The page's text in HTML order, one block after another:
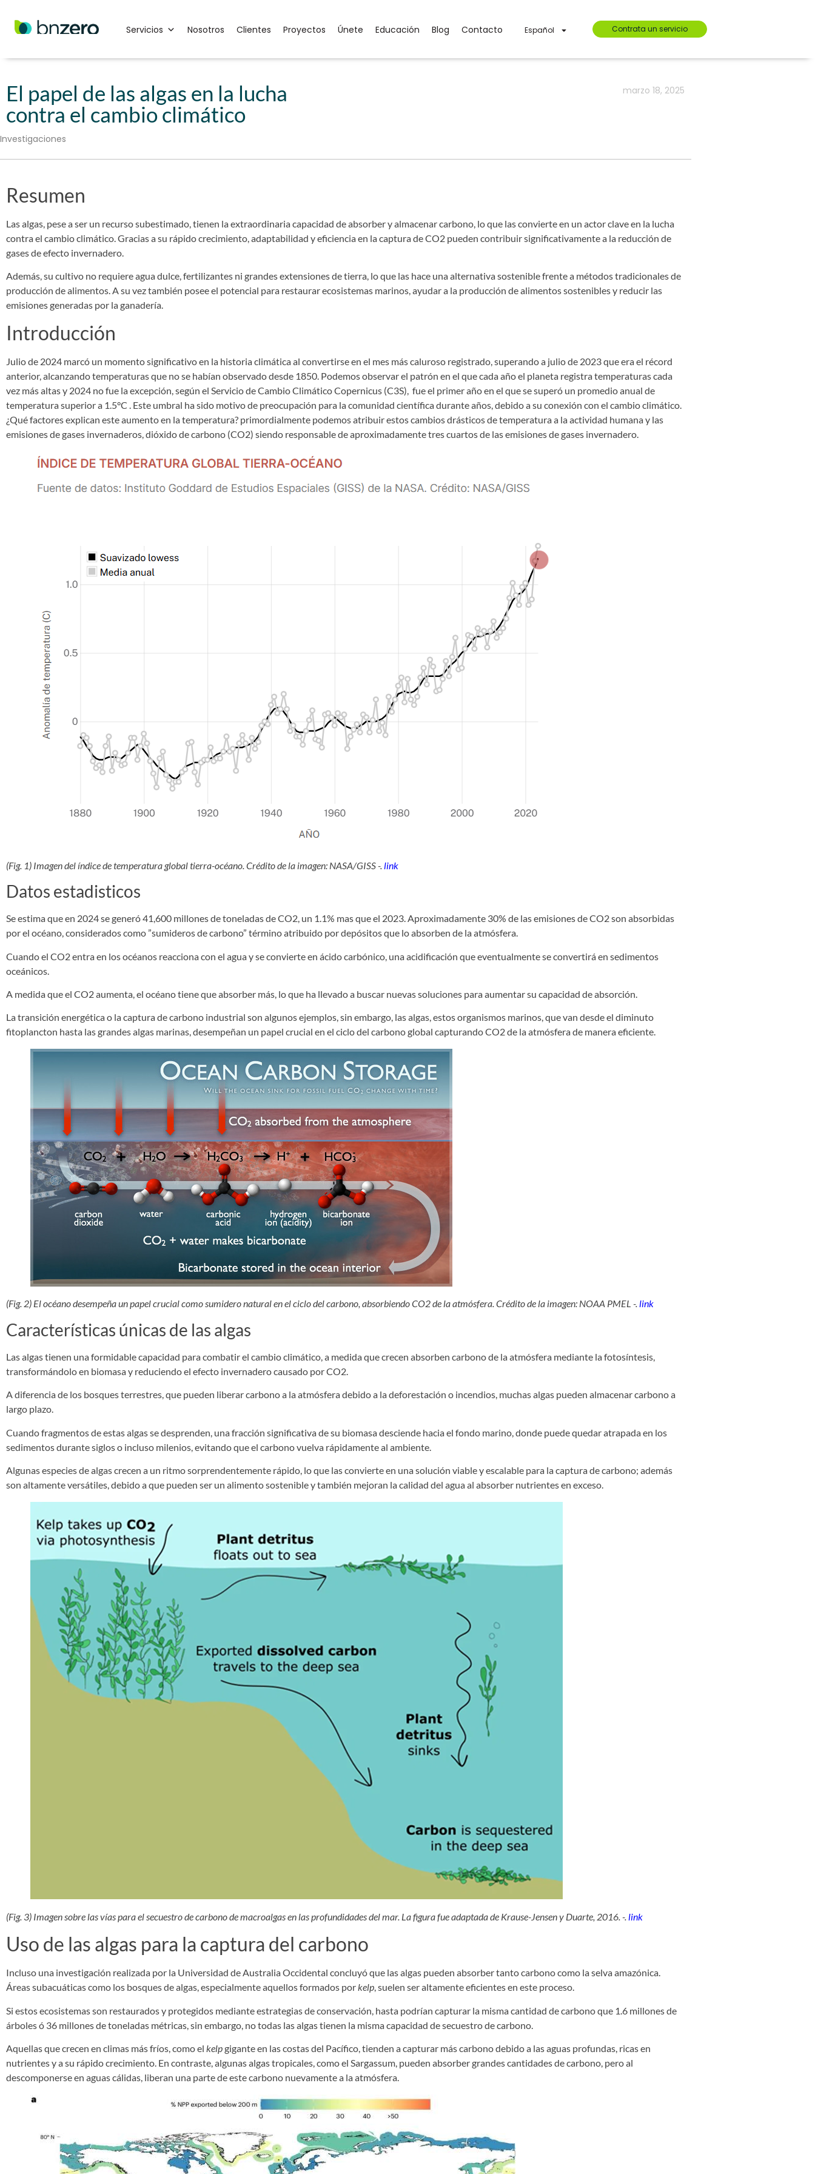
Servicios Nosotros Clientes Proyectos Únete Educación Blog Contacto Español Contrata un servicio
El papel de las algas en la lucha
contra el cambio climático
marzo 18, 2025
Investigaciones
Resumen
Las algas, pese a ser un recurso subestimado, tienen la extraordinaria capacidad de absorber y almacenar carbono, lo que las convierte en un actor clave en la lucha
contra el cambio climático. Gracias a su rápido crecimiento, adaptabilidad y eficiencia en la captura de CO2 pueden contribuir significativamente a la reducción de
gases de efecto invernadero.
Además, su cultivo no requiere agua dulce, fertilizantes ni grandes extensiones de tierra, lo que las hace una alternativa sostenible frente a métodos tradicionales de
producción de alimentos. A su vez también posee el potencial para restaurar ecosistemas marinos, ayudar a la producción de alimentos sostenibles y reducir las
emisiones generadas por la ganadería.
Introducción
Julio de 2024 marcó un momento significativo en la historia climática al convertirse en el mes más caluroso registrado, superando a julio de 2023 que era el récord
anterior, alcanzando temperaturas que no se habían observado desde 1850. Podemos observar el patrón en el que cada año el planeta registra temperaturas cada
vez más altas y 2024 no fue la excepción, según el Servicio de Cambio Climático Copernicus (C3S), fue el primer año en el que se superó un promedio anual de
temperatura superior a 1.5°C . Este umbral ha sido motivo de preocupación para la comunidad científica durante años, debido a su conexión con el cambio climático.
¿Qué factores explican este aumento en la temperatura? primordialmente podemos atribuir estos cambios drásticos de temperatura a la actividad humana y las
emisiones de gases invernaderos, dióxido de carbono (CO2) siendo responsable de aproximadamente tres cuartos de las emisiones de gases invernadero.
(Fig. 1) Imagen del índice de temperatura global tierra-océano. Crédito de la imagen: NASA/GISS -. link
Datos estadisticos
Se estima que en 2024 se generó 41,600 millones de toneladas de CO2, un 1.1% mas que el 2023. Aproximadamente 30% de las emisiones de CO2 son absorbidas
por el océano, considerados como ”sumideros de carbono” término atribuido por depósitos que lo absorben de la atmósfera.
Cuando el CO2 entra en los océanos reacciona con el agua y se convierte en ácido carbónico, una acidificación que eventualmente se convertirá en sedimentos
oceánicos.
A medida que el CO2 aumenta, el océano tiene que absorber más, lo que ha llevado a buscar nuevas soluciones para aumentar su capacidad de absorción.
La transición energética o la captura de carbono industrial son algunos ejemplos, sin embargo, las algas, estos organismos marinos, que van desde el diminuto
fitoplancton hasta las grandes algas marinas, desempeñan un papel crucial en el ciclo del carbono global capturando CO2 de la atmósfera de manera eficiente.
(Fig. 2) El océano desempeña un papel crucial como sumidero natural en el ciclo del carbono, absorbiendo CO2 de la atmósfera. Crédito de la imagen: NOAA PMEL -.link
Características únicas de las algas
Las algas tienen una formidable capacidad para combatir el cambio climático, a medida que crecen absorben carbono de la atmósfera mediante la fotosíntesis,
transformándolo en biomasa y reduciendo el efecto invernadero causado por CO2.
A diferencia de los bosques terrestres, que pueden liberar carbono a la atmósfera debido a la deforestación o incendios, muchas algas pueden almacenar carbono a
largo plazo.
Cuando fragmentos de estas algas se desprenden, una fracción significativa de su biomasa desciende hacia el fondo marino, donde puede quedar atrapada en los
sedimentos durante siglos o incluso milenios, evitando que el carbono vuelva rápidamente al ambiente.
Algunas especies de algas crecen a un ritmo sorprendentemente rápido, lo que las convierte en una solución viable y escalable para la captura de carbono; además
son altamente versátiles, debido a que pueden ser un alimento sostenible y también mejoran la calidad del agua al absorber nutrientes en exceso.
(Fig. 3) Imagen sobre las vías para el secuestro de carbono de macroalgas en las profundidades del mar. La figura fue adaptada de Krause-Jensen y Duarte, 2016. -.link
Uso de las algas para la captura del carbono
Incluso una investigación realizada por la Universidad de Australia Occidental concluyó que las algas pueden absorber tanto carbono como la selva amazónica.
Áreas subacuáticas como los bosques de algas, especialmente aquellos formados porkelp, suelen ser altamente eficientes en este proceso.
Si estos ecosistemas son restaurados y protegidos mediante estrategias de conservación, hasta podrían capturar la misma cantidad de carbono que 1.6 millones de
árboles ó 36 millones de toneladas métricas, sin embargo, no todas las algas tienen la misma capacidad de secuestro de carbono.
Aquellas que crecen en climas más fríos, como el kelpgigante en las costas del Pacífico, tienden a capturar más carbono debido a las aguas profundas, ricas en
nutrientes y a su rápido crecimiento. En contraste, algunas algas tropicales, como el Sargassum, pueden absorber grandes cantidades de carbono, pero al
descomponerse en aguas cálidas, liberan una parte de este carbono nuevamente a la atmósfera.